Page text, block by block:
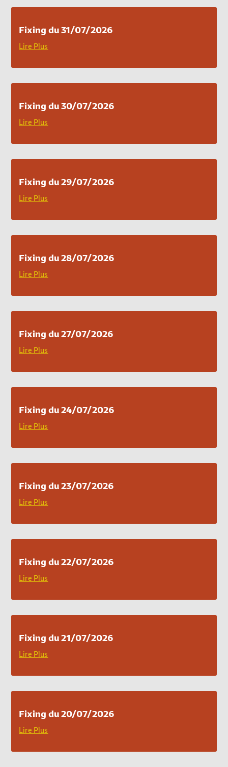
Fixing du 31/07/2026
Lire Plus
Fixing du 30/07/2026
Lire Plus
Fixing du 29/07/2026
Lire Plus
Fixing du 28/07/2026
Lire Plus
Fixing du 27/07/2026
Lire Plus
Fixing du 24/07/2026
Lire Plus
Fixing du 23/07/2026
Lire Plus
Fixing du 22/07/2026
Lire Plus
Fixing du 21/07/2026
Lire Plus
Fixing du 20/07/2026
Lire Plus